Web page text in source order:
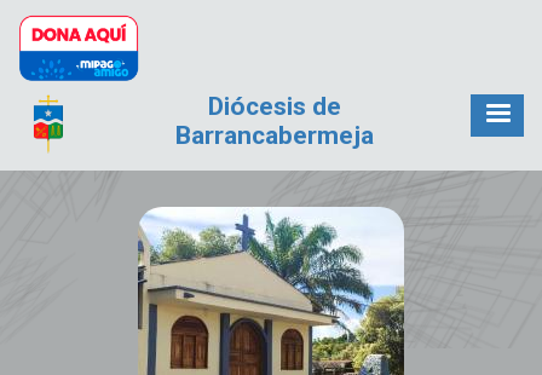
Pasar al contenido principal
Diócesis de
Barrancabermeja